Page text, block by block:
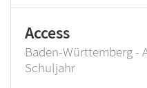
Access
Baden-Württemberg -
Schuljahr